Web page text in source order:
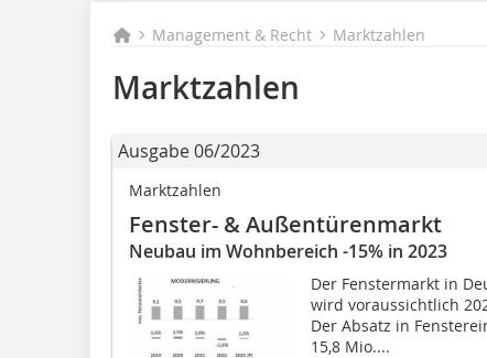
Management & Recht Marktzahlen
Marktzahlen
Ausgabe 06/2023
Marktzahlen
Fenster- & Außentürenmarkt
Neubau im Wohnbereich -15% in 2023
Der Fenstermarkt in
wird voraussichtlich
Der Absatz in
15,8 Mio....